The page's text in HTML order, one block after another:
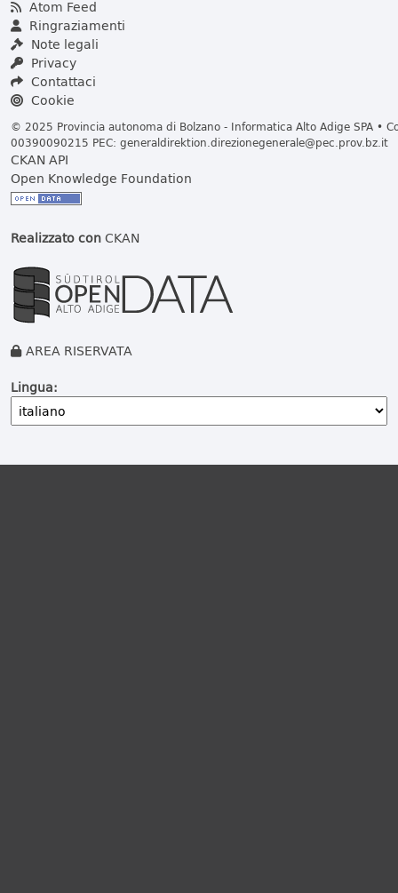
Atom Feed
Ringraziamenti
Note legali
Privacy
Contattaci
Cookie
© 2025 Provincia autonoma di Bolzano - Informatica Alto Adige SPA •
00390090215 PEC: generaldirektion.direzionegenerale@pec.prov.bz.it
CKAN API
Open Knowledge Foundation
Realizzato conCKAN
AREA RISERVATA
Lingua